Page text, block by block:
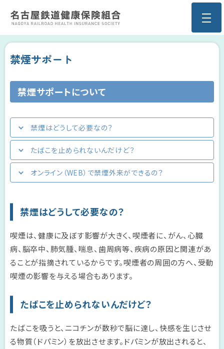
禁煙サポート
禁煙サポートについて
禁煙はどうして必要なの？
たばこを止められないんだけど？
オンライン（WEB）で禁煙外来ができるの？
禁煙はどうして必要なの？
喫煙は、健康に及ぼす影響が大きく、喫煙者に、がん、心臓
病、脳卒中、肺気腫、喘息、歯周病等、疾病の原因と関連があ
ることが指摘されているからです。喫煙者の周囲の方へ、受動
喫煙の影響を与える場合もあります。
たばこを止められないんだけど？
たばこを吸うと、ニコチンが数秒で脳に達し、快感を生じさせ
る物質（ドパミン）を放出させます。ドパミンが放出されると、